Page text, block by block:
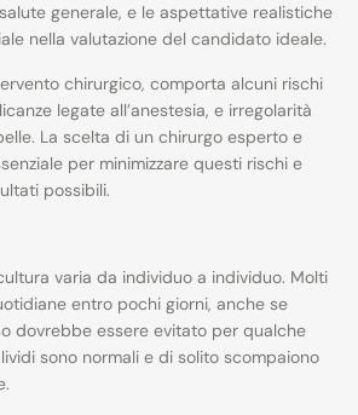
generale, e le aspettative realistiche
nella valutazione del candidato ideale.
chirurgico, comporta alcuni rischi
legate all’anestesia, e irregolarità
La scelta di un chirurgo esperto e
per minimizzare questi rischi e
possibili.
varia da individuo a individuo. Molti
entro pochi giorni, anche se
dovrebbe essere evitato per qualche
sono normali e di solito scompaiono